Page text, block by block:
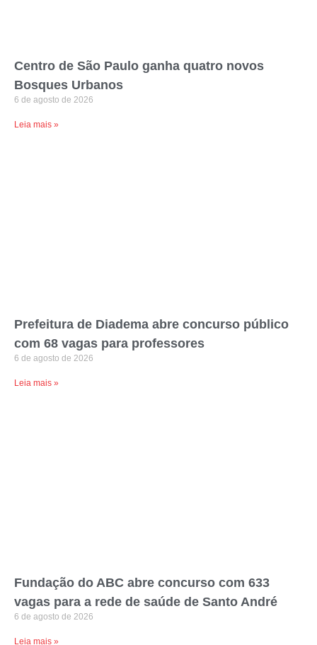
Centro de São Paulo ganha quatro novos
Bosques Urbanos
6 de agosto de 2026
Leia mais »
Prefeitura de Diadema abre concurso público
com 68 vagas para professores
6 de agosto de 2026
Leia mais »
Fundação do ABC abre concurso com 633
vagas para a rede de saúde de Santo André
6 de agosto de 2026
Leia mais »